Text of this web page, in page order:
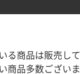
る商品は販売し
商品多数ござい